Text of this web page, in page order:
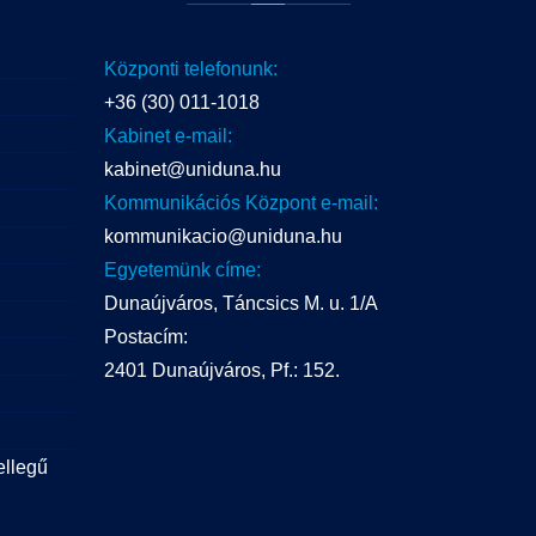
Központi telefonunk:
+36 (30) 011-1018
Kabinet e-mail:
kabinet@uniduna.hu
Kommunikációs Központ e-mail:
kommunikacio@uniduna.hu
Egyetemünk címe:
Dunaújváros, Táncsics M. u. 1/A
Postacím:
2401 Dunaújváros, Pf.: 152.